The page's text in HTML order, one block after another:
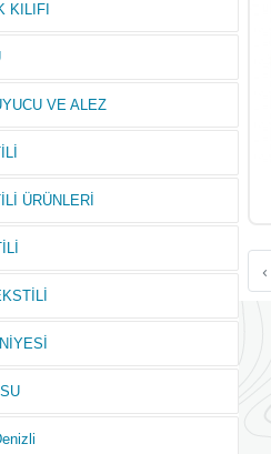
KILIFI
VE ALEZ
ÜRÜNLERİ
‹